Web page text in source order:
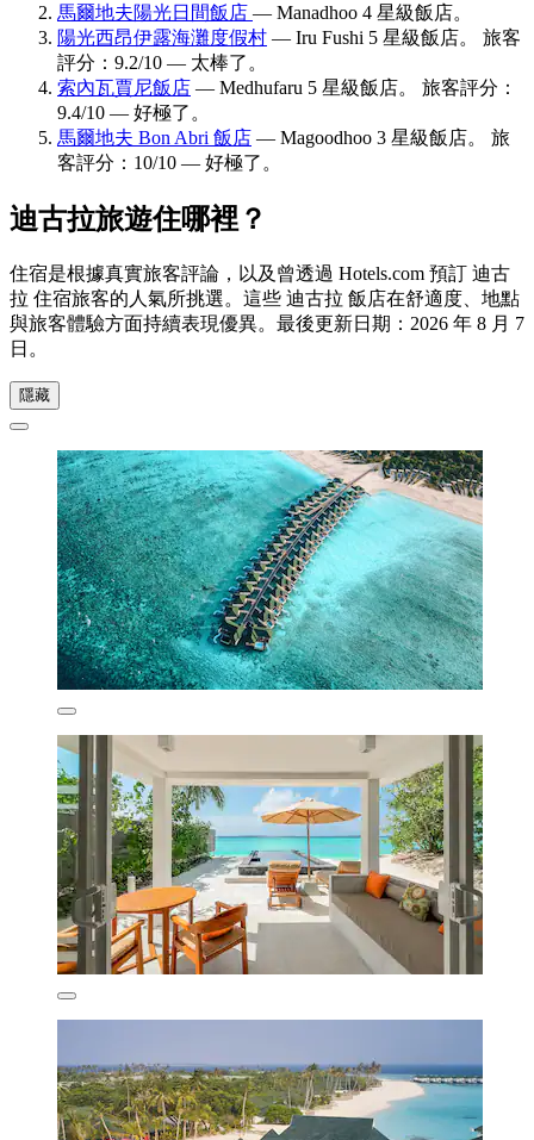
馬爾地夫陽光日間飯店 — Manadhoo 4 星級飯店。
陽光西昂伊露海灘度假村 — Iru Fushi 5 星級飯店。 旅客
評分：9.2/10 — 太棒了。
索內瓦賈尼飯店 — Medhufaru 5 星級飯店。 旅客評分：
9.4/10 — 好極了。
馬爾地夫 Bon Abri 飯店 — Magoodhoo 3 星級飯店。 旅
客評分：10/10 — 好極了。
迪古拉旅遊住哪裡？
住宿是根據真實旅客評論，以及曾透過 Hotels.com 預訂 迪古
拉 住宿旅客的人氣所挑選。這些 迪古拉 飯店在舒適度、地點
與旅客體驗方面持續表現優異。最後更新日期： 2026 年 8 月 7
日 。
隱藏